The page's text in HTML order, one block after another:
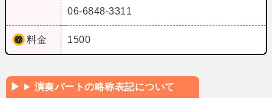
06-6848-3311
料金 1500
演奏パートの略称表記について